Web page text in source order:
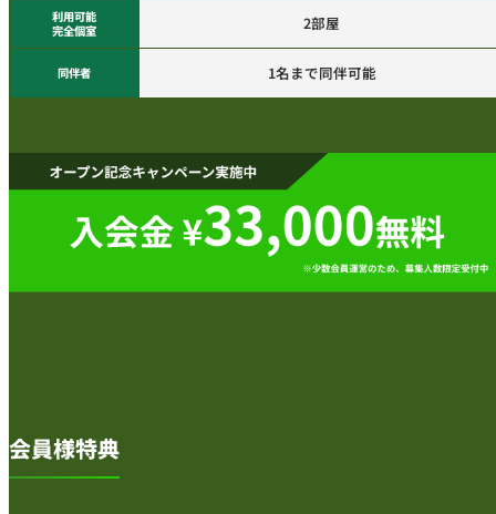
利用可能
完全個室
2部屋
同伴者 1名まで同伴可能
会員様特典